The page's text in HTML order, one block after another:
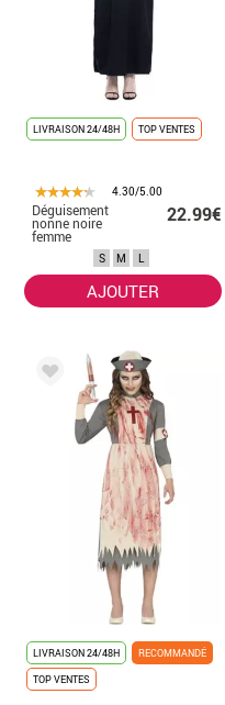
LIVRAISON 24/48H TOP VENTES
4.30/5.00
Déguisement
nonne noire
femme
22.99€
S M L
AJOUTER
LIVRAISON 24/48H
RECOMMANDÉ
TOP VENTES